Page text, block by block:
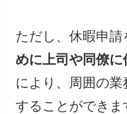
ただし、休暇申請
めに上司や同僚に
により、周囲の
することができま